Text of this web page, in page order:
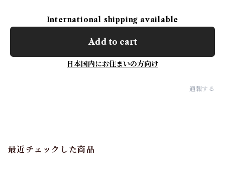
International shipping available
Add to cart
日本国内にお住まいの方向け
通報する
最近チェックした商品